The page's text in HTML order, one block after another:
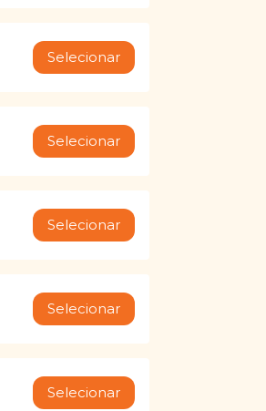
Selecionar
Selecionar
Selecionar
Selecionar
Selecionar